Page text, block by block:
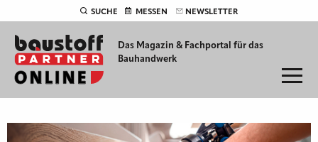
SUCHE MESSEN NEWSLETTER
Das Magazin & Fachportal für das
Bauhandwerk